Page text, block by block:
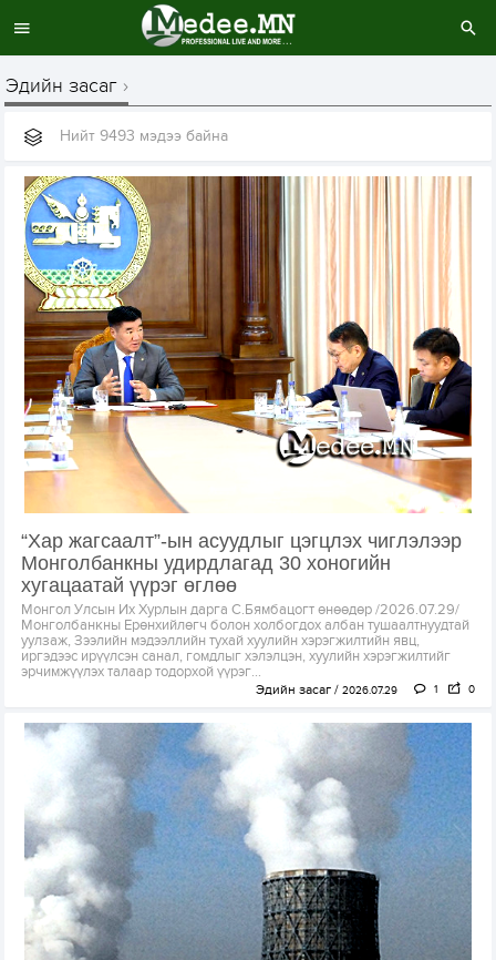
Эдийн засаг
Нийт 9493 мэдээ байна
“Хар жагсаалт”-ын асуудлыг цэгцлэх чиглэлээр
Монголбанкны удирдлагад 30 хоногийн
хугацаатай үүрэг өглөө
Монгол Улсын Их Хурлын дарга С.Бямбацогт өнөөдөр /2026.07.29/
Монголбанкны Ерөнхийлөгч болон холбогдох албан тушаалтнуудтай
уулзаж, Зээлийн мэдээллийн тухай хуулийн хэрэгжилтийн явц,
иргэдээс ирүүлсэн санал, гомдлыг хэлэлцэн, хуулийн хэрэгжилтийг
эрчимжүүлэх талаар тодорхой үүрэг...
Эдийн засаг 2026.07.29 1 0